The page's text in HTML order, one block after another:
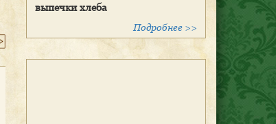
выпечки хлеба
Подробнее >>